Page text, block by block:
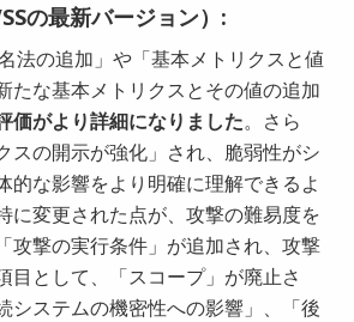
の最新バージョン）:
法の追加」や「基本メトリクスと値
たな基本メトリクスとその値の追加
価がより詳細になりました。さら
スの開示が強化」され、脆弱性がシ
的な影響をより明確に理解できるよ
に変更された点が、攻撃の難易度を
攻撃の実行条件」が追加され、攻撃
目として、「スコープ」が廃止さ
システムの機密性への影響」、「後